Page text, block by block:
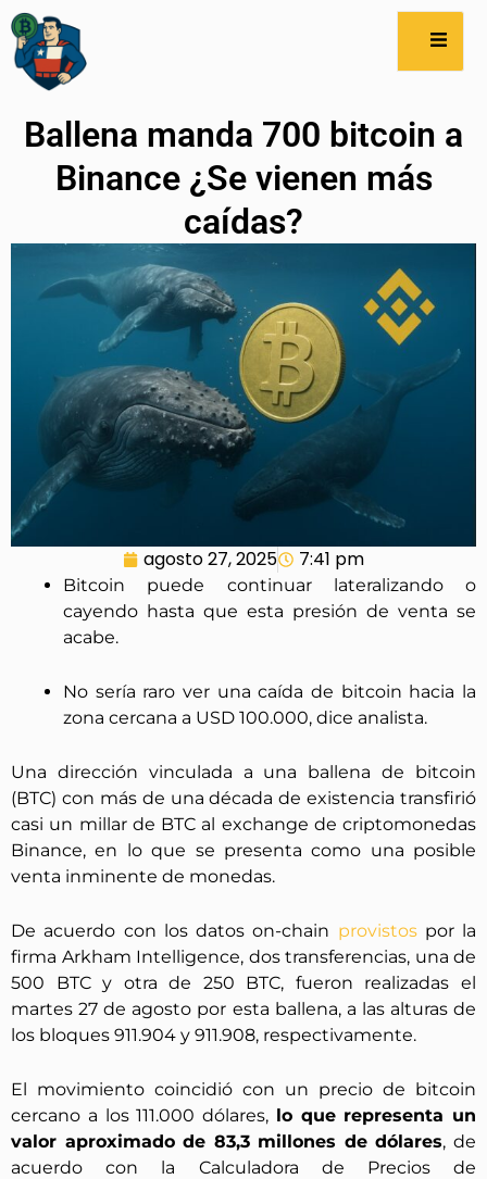
Ballena manda 700 bitcoin a
Binance ¿Se vienen más
caídas?
agosto 27, 2025 7:41 pm
Bitcoin puede continuar lateralizando o
cayendo hasta que esta presión de venta se
acabe.
No sería raro ver una caída de bitcoin hacia la
zona cercana a USD 100.000, dice analista.
Una dirección vinculada a una ballena de bitcoin
(BTC) con más de una década de existencia transfirió
casi un millar de BTC al exchange de criptomonedas
Binance, en lo que se presenta como una posible
venta inminente de monedas.
De acuerdo con los datos on-chain provistos por la
firma Arkham Intelligence, dos transferencias, una de
500 BTC y otra de 250 BTC, fueron realizadas el
martes 27 de agosto por esta ballena, a las alturas de
los bloques 911.904 y 911.908, respectivamente.
El movimiento coincidió con un precio de bitcoin
cercano a los 111.000 dólares, lo que representa un
valor aproximado de 83,3 millones de dólares, de
acuerdo con la Calculadora de Precios de